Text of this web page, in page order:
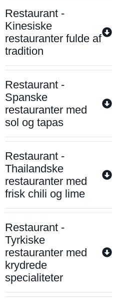
Restaurant -
Kinesiske
restauranter fulde af
tradition
Restaurant -
Spanske
restauranter med
sol og tapas
Restaurant -
Thailandske
restauranter med
frisk chili og lime
Restaurant -
Tyrkiske
restauranter med
krydrede
specialiteter